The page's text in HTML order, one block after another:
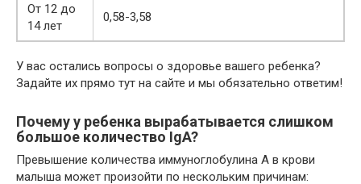
От 12 до
14 лет
0,58-3,58
У вас остались вопросы о здоровье вашего ребенка?
Задайте их прямо тут на сайте и мы обязательно ответим!
Почему у ребенка вырабатывается слишком
большое количество IgA?
Превышение количества иммуноглобулина A в крови
малыша может произойти по нескольким причинам: